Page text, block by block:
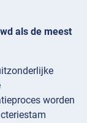
als de meest
worden